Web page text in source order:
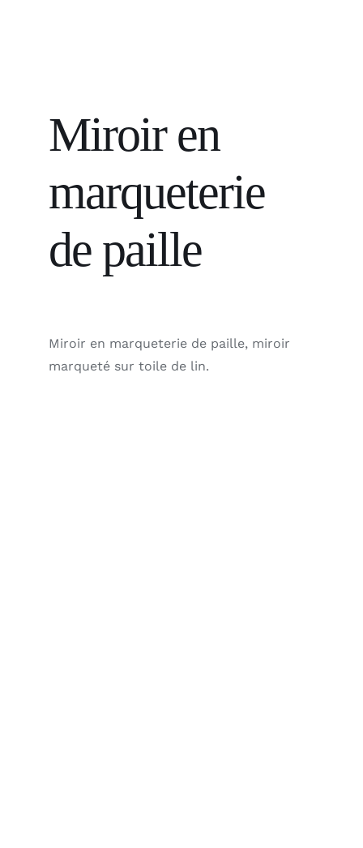
Miroir en
marqueterie
de paille
Miroir en marqueterie de paille, miroir
marqueté sur toile de lin.